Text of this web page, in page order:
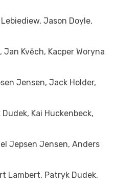
Jason Doyle,
Jan Kvěch, Kacper Woryna
Jensen, Jack Holder,
Kai Huckenbeck,
Jepsen Jensen, Anders
Lambert, Patryk Dudek,